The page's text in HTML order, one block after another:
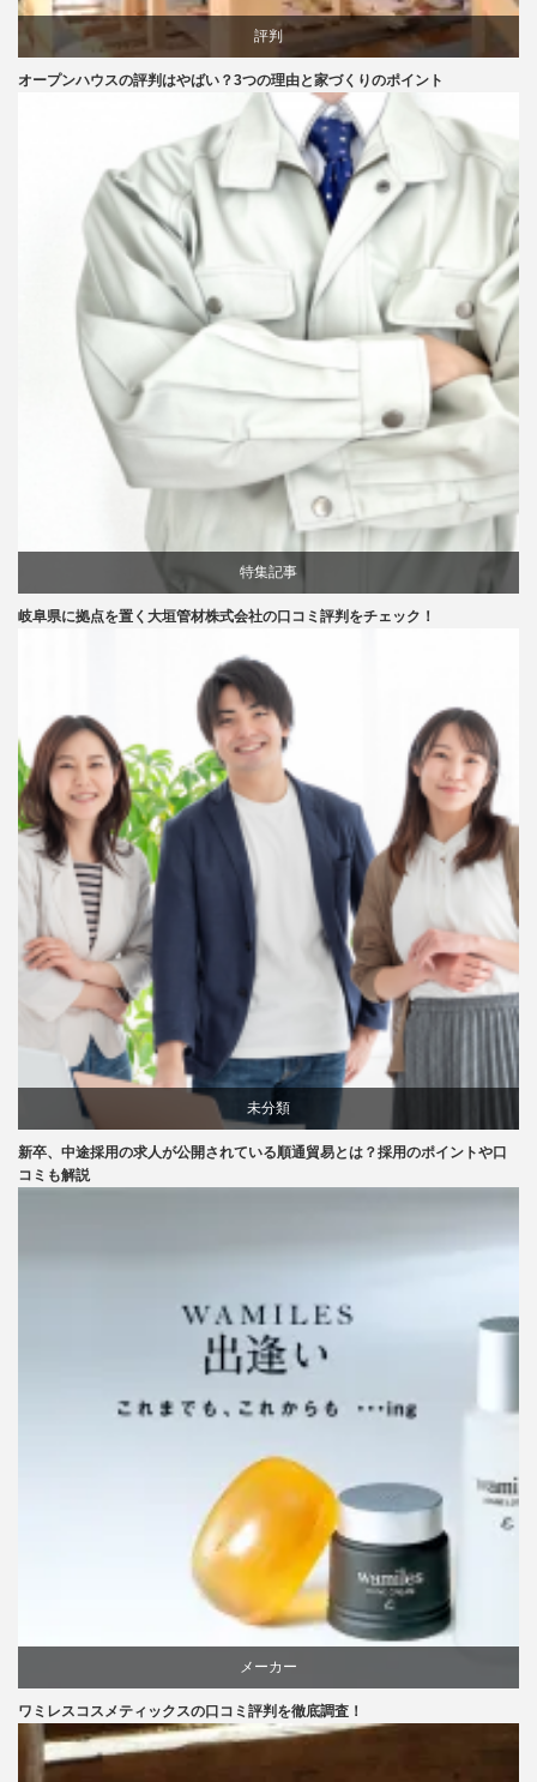
評判
オープンハウスの評判はやばい？3つの理由と家づくりのポイント
特集記事
岐阜県に拠点を置く大垣管材株式会社の口コミ評判をチェック！
未分類
新卒、中途採用の求人が公開されている順通貿易とは？採用のポイントや口
コミも解説
メーカー
ワミレスコスメティックスの口コミ評判を徹底調査！